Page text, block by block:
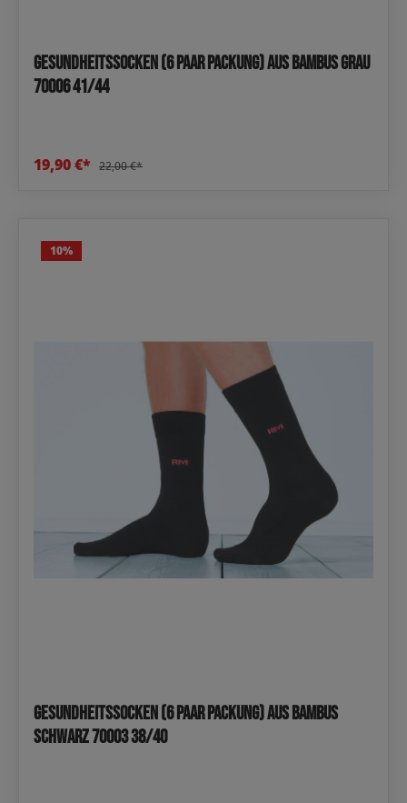
Gesundheitssocken (6 Paar Packung) aus Bambus Grau
70006 41/44
19,90 €* 22,00 €*
10%
Gesundheitssocken (6 Paar Packung) aus Bambus
Schwarz 70003 38/40